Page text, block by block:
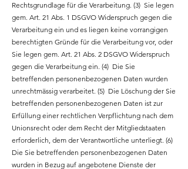
Rechtsgrundlage für die Verarbeitung. (3) Sie legen
gem. Art. 21 Abs. 1 DSGVO Widerspruch gegen die
Verarbeitung ein und es liegen keine vorrangigen
berechtigten Gründe für die Verarbeitung vor, oder
Sie legen gem. Art. 21 Abs. 2 DSGVO Widerspruch
gegen die Verarbeitung ein. (4) Die Sie
betreffenden personenbezogenen Daten wurden
unrechtmässig verarbeitet. (5) Die Löschung der Sie
betreffenden personenbezogenen Daten ist zur
Erfüllung einer rechtlichen Verpflichtung nach dem
Unionsrecht oder dem Recht der Mitgliedstaaten
erforderlich, dem der Verantwortliche unterliegt. (6)
Die Sie betreffenden personenbezogenen Daten
wurden in Bezug auf angebotene Dienste der